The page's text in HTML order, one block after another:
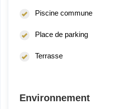
Piscine commune
Place de parking
Terrasse
Environnement